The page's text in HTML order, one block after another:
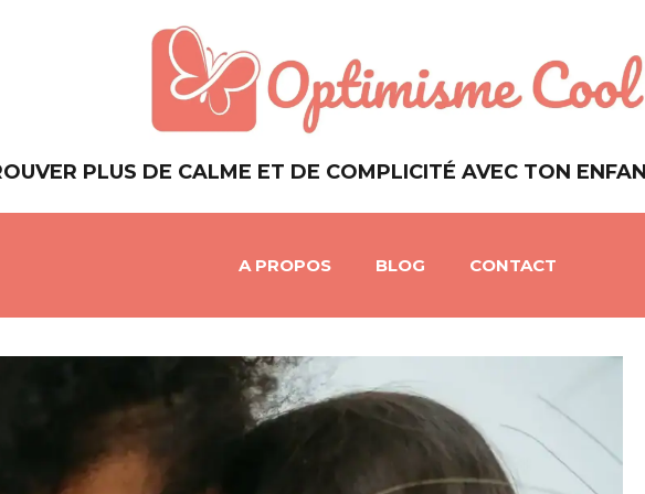
PLUS DE CALME ET DE COMPLICITÉ AVEC TON
A PROPOS BLOG CONTACT